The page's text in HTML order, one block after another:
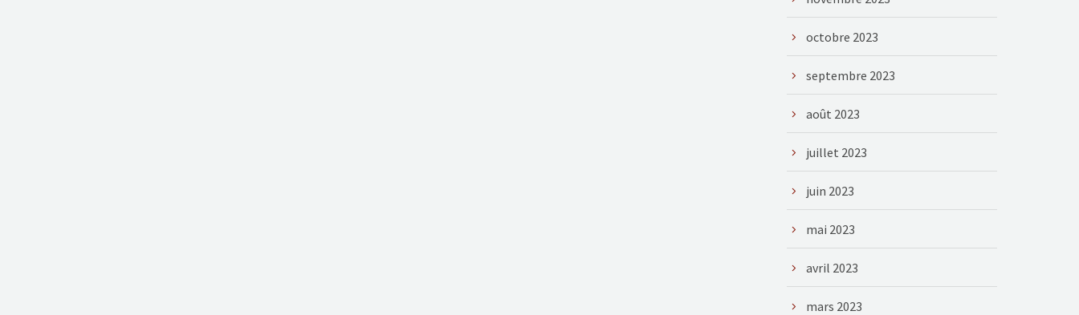
octobre 2023
septembre 2023
août 2023
juillet 2023
juin 2023
mai 2023
avril 2023
mars 2023